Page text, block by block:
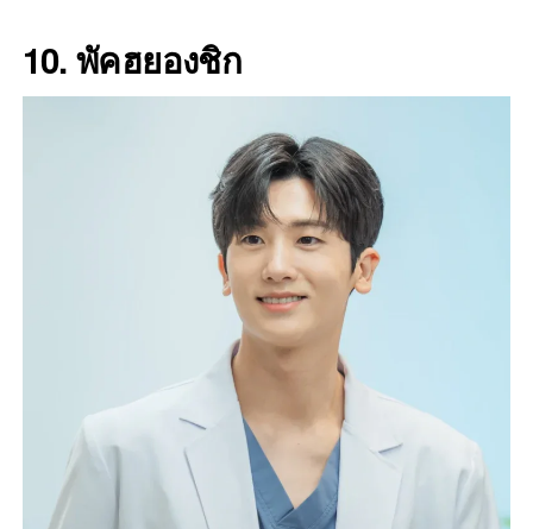
10.พัคฮยองชิก